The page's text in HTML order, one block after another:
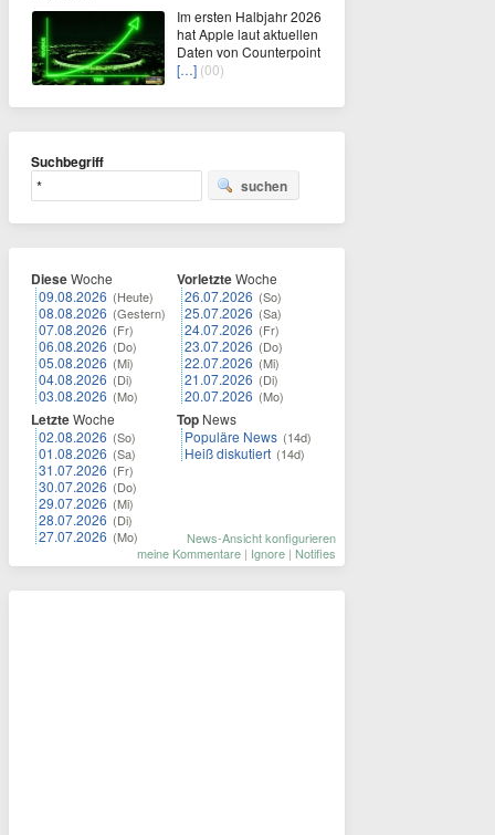
Im ersten Halbjahr 2026
hat Apple laut aktuellen
Daten von Counterpoint
[…] (00)
Suchbegriff
suchen
DieseWoche
09.08.2026 (Heute)
08.08.2026 (Gestern)
07.08.2026 (Fr)
06.08.2026 (Do)
05.08.2026 (Mi)
04.08.2026 (Di)
03.08.2026 (Mo)
LetzteWoche
02.08.2026 (So)
01.08.2026 (Sa)
31.07.2026 (Fr)
30.07.2026 (Do)
29.07.2026 (Mi)
28.07.2026 (Di)
27.07.2026 (Mo)
VorletzteWoche
26.07.2026 (So)
25.07.2026 (Sa)
24.07.2026 (Fr)
23.07.2026 (Do)
22.07.2026 (Mi)
21.07.2026 (Di)
20.07.2026 (Mo)
Top News
Populäre News (14d)
Heiß diskutiert (14d)
News-Ansicht konfigurieren
meine Kommentare | Ignore | Notifies